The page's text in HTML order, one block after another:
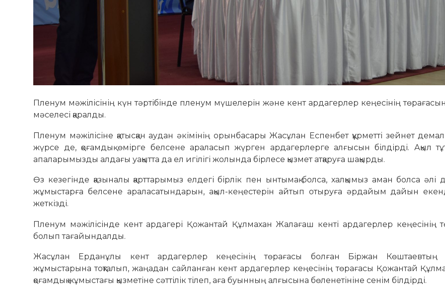
Пленум мәжілісінің күн тәртібінде пленум мүшелерін және кент ардагерлер кеңесінің
мәселесі қаралды.
Пленум мәжілісіне қатысқан аудан әкімінің орынбасары Жасұлан Еспенбет құрметті зейнет
жүрсе де, қоғамдық өмірге белсене араласып жүрген ардагерлерге алғысын білдірді. Ақыл
апаларымызды алдағы уақытта да ел игілігі жолында бірлесе қызмет атқаруға шақырды.
Өз кезегінде қазыналы қарттарымыз елдегі бірлік пен ынтымақ болса, халқымыз аман болса әлі
жұмыстарға белсене араласатындарын, ақыл-кеңестерін айтып отыруға әрдайым дайын
жеткізді.
Пленум мәжілісінде кент ардагері Қожантай Құлмахан Жалағаш кенті ардагерлер кеңесінің
болып тағайындалды.
Жасұлан Ерданұлы кент ардагерлер кеңесінің төрағасы болған Біржан Көштаевтың
жұмыстарына тоқталып, жаңадан сайланған кент ардагерлер кеңесінің төрағасы Қожантай
қоғамдық жұмыстағы қызметіне сәттілік тілеп, аға буынның алғысына бөленетініне сенім білдірді.